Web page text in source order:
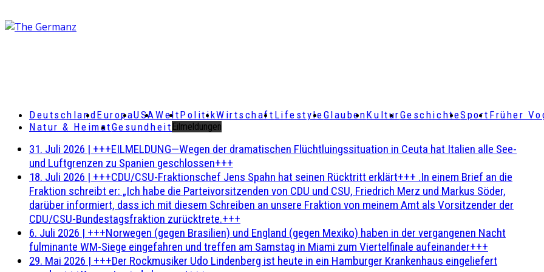
DeutschlandEuropaUSAWeltPolitikWirtschaft LifestyleGlaubenKulturGeschichteSport Früher
Natur & HeimatGesundheit Eilmeldungen
31. Juli 2026 | +++EILMELDUNG—Wegen der dramatischen Flüchtluingssituation in Ceuta hat Italien alle See-
und Luftgrenzen zu Spanien geschlossen+++
18. Juli 2026 | +++CDU/CSU-Fraktionschef Jens Spahn hat seinen Rücktritt erklärt+++ .In einem Brief an die
Fraktion schreibt er: „Ich habe die Parteivorsitzenden von CDU und CSU, Friedrich Merz und Markus Söder,
darüber informiert, dass ich mit diesem Schreiben an unsere Fraktion von meinem Amt als Vorsitzender der
CDU/CSU-Bundestagsfraktion zurücktrete.+++
6. Juli 2026 | +++Norwegen (gegen Brasilien) und England (gegen Mexiko) haben in der vergangenen Nacht
fulminante WM-Siege eingefahren und treffen am Samstag in Miami zum Viertelfinale aufeinander+++
29. Mai 2026 | +++Der Rockmusiker Udo Lindenberg ist heute in ein Hamburger Krankenhaus eingeliefert